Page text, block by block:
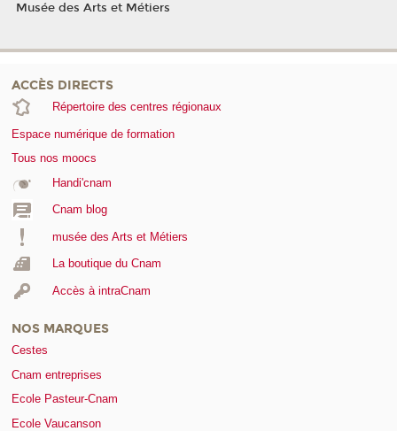
Musée des Arts et Métiers
ACCÈS DIRECTS
Répertoire des centres régionaux
Espace numérique de formation
Tous nos moocs
Handi'cnam
Cnam blog
musée des Arts et Métiers
La boutique du Cnam
Accès à intraCnam
NOS MARQUES
Cestes
Cnam entreprises
Ecole Pasteur-Cnam
Ecole Vaucanson